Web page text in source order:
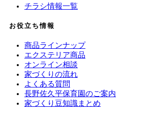
チラシ情報一覧
お役立ち情報
商品ラインナップ
エクステリア商品
オンライン相談
家づくりの流れ
よくある質問
長野佐久平保育園のご案内
家づくり豆知識まとめ